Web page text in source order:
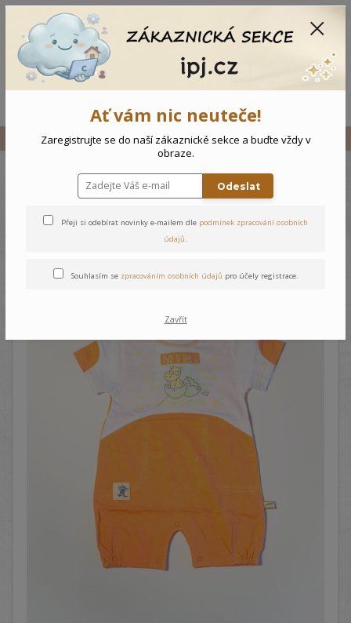
Vše Kojenecký overal Dráček
Kojenecký overal Dráček
Ať vám nic neuteče!
Zaregistrujte se do naší zákaznické sekce a buďte vždy v
obraze.
Odeslat
Přeji si odebírat novinky e-mailem dle podmínek zpracování osobních
údajů.
Souhlasím se zpracováním osobních údajů pro účely registrace.
Zavřít